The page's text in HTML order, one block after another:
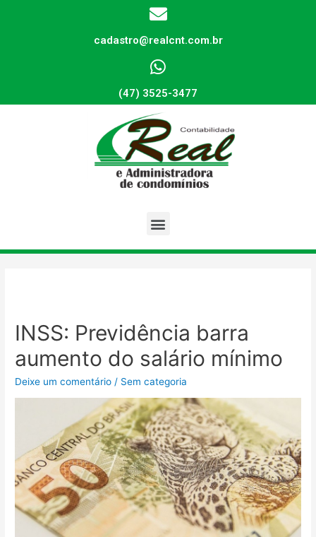
cadastro@realcnt.com.br
(47) 3525-3477
INSS: Previdência barra
aumento do salário mínimo
Deixe um comentário / Sem categoria